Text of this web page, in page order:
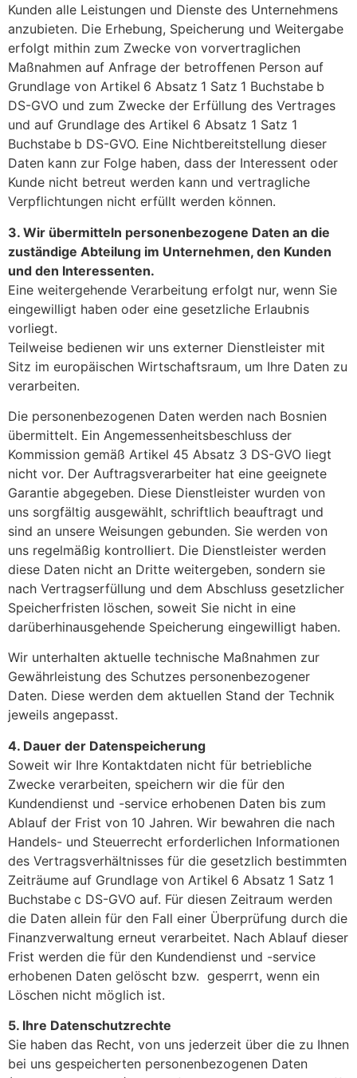
Kunden alle Leistungen und Dienste des Unternehmens
anzubieten. Die Erhebung, Speicherung und Weitergabe
erfolgt mithin zum Zwecke von vorvertraglichen
Maßnahmen auf Anfrage der betroffenen Person auf
Grundlage von Artikel 6 Absatz 1 Satz 1 Buchstabe b
DS-GVO und zum Zwecke der Erfüllung des Vertrages
und auf Grundlage des Artikel 6 Absatz 1 Satz 1
Buchstabe b DS-GVO. Eine Nichtbereitstellung dieser
Daten kann zur Folge haben, dass der Interessent oder
Kunde nicht betreut werden kann und vertragliche
Verpflichtungen nicht erfüllt werden können.
3. Wir übermitteln personenbezogene Daten an die
zuständige Abteilung im Unternehmen, den Kunden
und den Interessenten.
Eine weitergehende Verarbeitung erfolgt nur, wenn Sie
eingewilligt haben oder eine gesetzliche Erlaubnis
vorliegt.
Teilweise bedienen wir uns externer Dienstleister mit
Sitz im europäischen Wirtschaftsraum, um Ihre Daten zu
verarbeiten.
Die personenbezogenen Daten werden nach Bosnien
übermittelt. Ein Angemessenheitsbeschluss der
Kommission gemäß Artikel 45 Absatz 3 DS-GVO liegt
nicht vor. Der Auftragsverarbeiter hat eine geeignete
Garantie abgegeben. Diese Dienstleister wurden von
uns sorgfältig ausgewählt, schriftlich beauftragt und
sind an unsere Weisungen gebunden. Sie werden von
uns regelmäßig kontrolliert. Die Dienstleister werden
diese Daten nicht an Dritte weitergeben, sondern sie
nach Vertragserfüllung und dem Abschluss gesetzlicher
Speicherfristen löschen, soweit Sie nicht in eine
darüberhinausgehende Speicherung eingewilligt haben.
Wir unterhalten aktuelle technische Maßnahmen zur
Gewährleistung des Schutzes personenbezogener
Daten. Diese werden dem aktuellen Stand der Technik
jeweils angepasst.
4. Dauer der Datenspeicherung
Soweit wir Ihre Kontaktdaten nicht für betriebliche
Zwecke verarbeiten, speichern wir die für den
Kundendienst und -service erhobenen Daten bis zum
Ablauf der Frist von 10 Jahren. Wir bewahren die nach
Handels- und Steuerrecht erforderlichen Informationen
des Vertragsverhältnisses für die gesetzlich bestimmten
Zeiträume auf Grundlage von Artikel 6 Absatz 1 Satz 1
Buchstabe c DS-GVO auf. Für diesen Zeitraum werden
die Daten allein für den Fall einer Überprüfung durch die
Finanzverwaltung erneut verarbeitet. Nach Ablauf dieser
Frist werden die für den Kundendienst und -service
erhobenen Daten gelöscht bzw. gesperrt, wenn ein
Löschen nicht möglich ist.
5. Ihre Datenschutzrechte
Sie haben das Recht, von uns jederzeit über die zu Ihnen
bei uns gespeicherten personenbezogenen Daten